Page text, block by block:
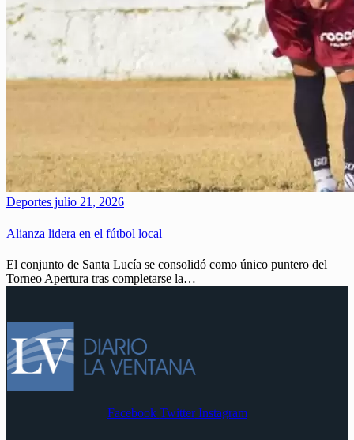
Deportes julio 21, 2026
Alianza lidera en el fútbol local
El conjunto de Santa Lucía se consolidó como único puntero del
Torneo Apertura tras completarse la…
Facebook Twitter Instagram